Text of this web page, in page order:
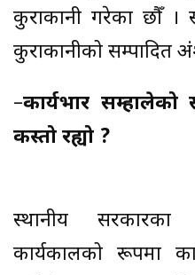
कुराकानी गरेका छौँ ।
कुराकानीको सम्पादित
–कार्यभार
कस्तो रह्यो ?
स्थानीय सरकारका
कार्यकालको रूपमा